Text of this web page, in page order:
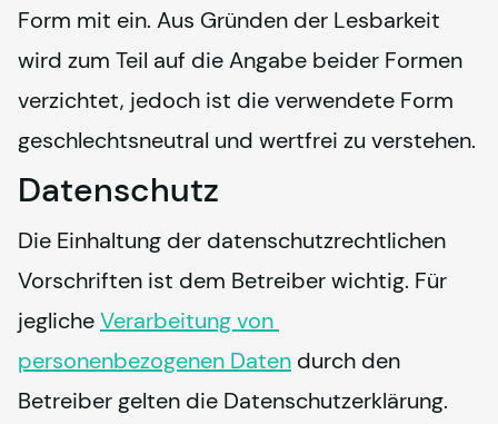
Form mit ein. Aus Gründen der Lesbarkeit
wird zum Teil auf die Angabe beider Formen
verzichtet, jedoch ist die verwendete Form
geschlechtsneutral und wertfrei zu verstehen.
Datenschutz
Die Einhaltung der datenschutzrechtlichen
Vorschriften ist dem Betreiber wichtig. Für
jegliche Verarbeitung von
personenbezogenen Daten durch den
Betreiber gelten die Datenschutzerklärung.